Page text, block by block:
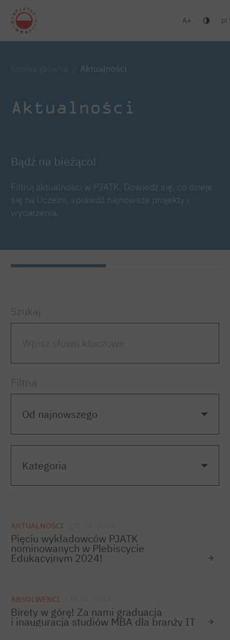
Warszawa Gdańsk Liceum Studia podyplomowe
A pl
Aktualności
Aktualności
Bądź na bieżąco!
Filtruj aktualności w PJATK. Dowiedz się, co dzieje
się na Uczelni, sprawdź najnowsze projekty i
wydarzenia.
Szukaj
Filtruj
AKTUALNOŚCI
Pięciu wykładowców PJATK
nominowanych w Plebiscycie
Edukacyjnym 2024!
ABSOLWENCI
Birety w górę! Za nami graduacja
i inauguracja studiów MBA dla branży IT